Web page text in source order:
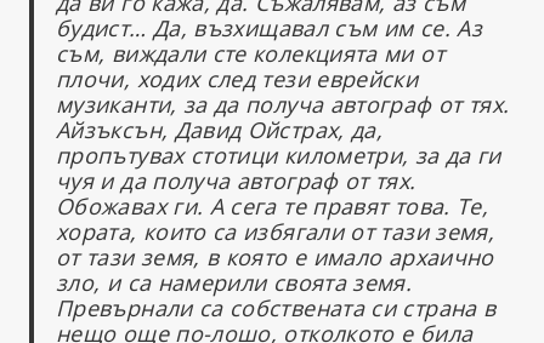
будист… Да, възхищавал съм им се. Аз
съм, виждали сте колекцията ми от
плочи, ходих след тези еврейски
музиканти, за да получа автограф от тях.
Айзъксън, Давид Ойстрах, да,
пропътувах стотици километри, за да ги
чуя и да получа автограф от тях.
Обожавах ги. А сега те правят това. Те,
хората, които са избягали от тази земя,
от тази земя, в която е имало архаично
зло, и са намерили своята земя.
Превърнали са собствената си страна в
нещо още по-лошо, отколкото е била